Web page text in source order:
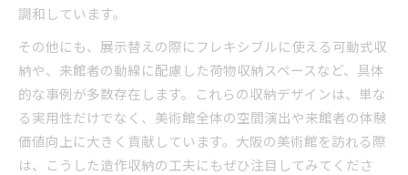
調和しています。
その他にも、展示替えの際にフレキシブルに使える可動式収
納や、来館者の動線に配慮した荷物収納スペースなど、具体
的な事例が多数存在します。これらの収納デザインは、単な
る実用性だけでなく、美術館全体の空間演出や来館者の体験
価値向上に大きく貢献しています。大阪の美術館を訪れる際
は、こうした造作収納の工夫にもぜひ注目してみてくださ